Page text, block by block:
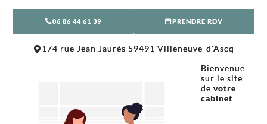
06 86 44 61 39 PRENDRE RDV
174 rue Jean Jaurès 59491 Villeneuve-d'Ascq
Bienvenue
sur le site
de votre
cabinet